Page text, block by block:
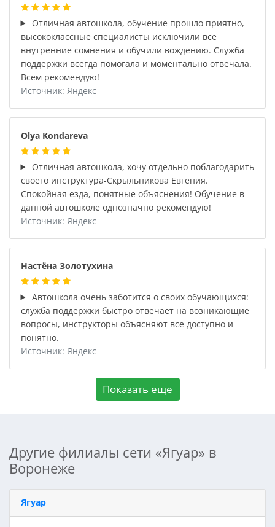
Отличная автошкола, обучение прошло приятно,
высококлассные специалисты исключили все
внутренние сомнения и обучили вождению. Служба
поддержки всегда помогала и моментально отвечала.
Всем рекомендую!
Источник: Яндекс
Olya Kondareva
Отличная автошкола, хочу отдельно поблагодарить
своего инструктура-Скрыльникова Евгения.
Спокойная езда, понятные объяснения! Обучение в
данной автошколе однозначно рекомендую!
Источник: Яндекс
Настёна Золотухина
Автошкола очень заботится о своих обучающихся:
служба поддержки быстро отвечает на возникающие
вопросы, инструкторы объясняют все доступно и
понятно.
Источник: Яндекс
Показать еще
Другие филиалы сети «Ягуар» в
Воронеже
Ягуар